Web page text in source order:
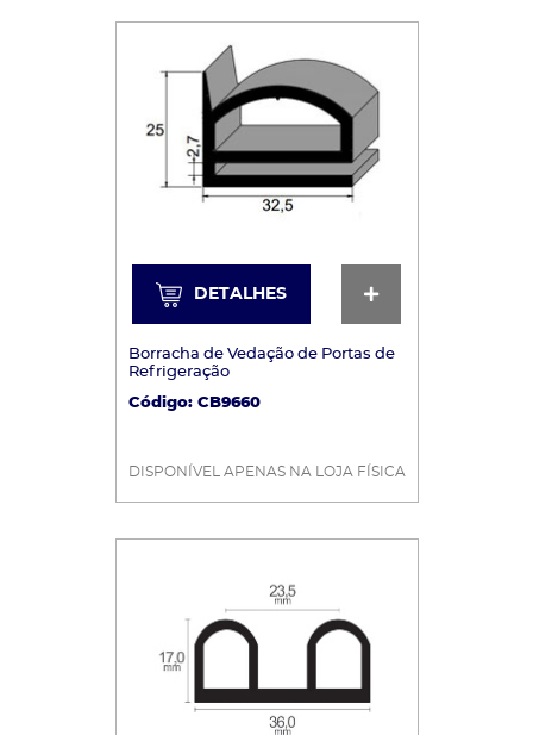
DETALHES
DETALHES
Borracha de Vedação de Portas de
Refrigeração
Código: CB9660
DISPONÍVEL APENAS NA LOJA FÍSICA